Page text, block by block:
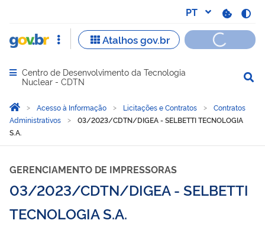
Abrir menu principal de navegação
Centro de Desenvolvimento da Tecnologia
Nuclear - CDTN
Você está aqui:
Página Inicial
Acesso à Informação Licitações e Contratos
Contratos
Administrativos
03/2023/CDTN/DIGEA - SELBETTI TECNOLOGIA
S.A.
GERENCIAMENTO DE IMPRESSORAS
03/2023/CDTN/DIGEA - SELBETTI
TECNOLOGIA S.A.